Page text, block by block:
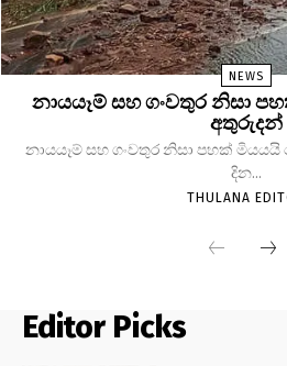
NEWS
නායයෑම් සහ ගංවතුර නිසා
අතුරුදන්
නායයෑම් සහ ගංවතුර නිසා පහක්
දින...
THULANA
Editor Picks